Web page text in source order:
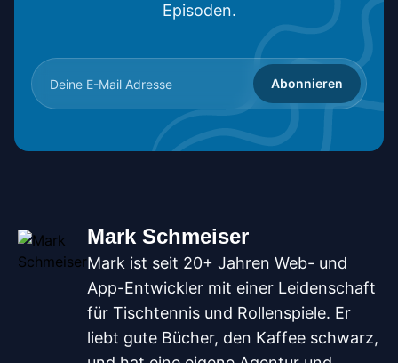
Episoden.
Abonnieren
Mark Schmeiser
Mark ist seit 20+ Jahren Web- und
App-Entwickler mit einer Leidenschaft
für Tischtennis und Rollenspiele. Er
liebt gute Bücher, den Kaffee schwarz,